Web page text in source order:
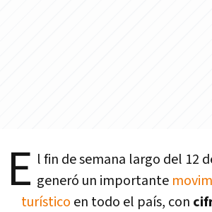
E l fin de semana largo del 12
generó un importante
turístico en todo el país, con